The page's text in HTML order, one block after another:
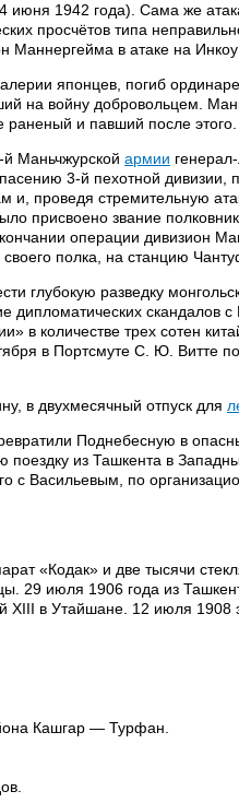
1942 года). Сама же
просчётов типа
Маннергейма в атаке на
японцев, погиб
на войну добровольцем.
и павший после этого.
Маньчжурской армии
3-й пехотной дивизии,
проведя стремительную
присвоено звание
операции дивизион
полка, на станцию
глубокую разведку
дипломатических скандалов с
в количестве трех сотен
в Портсмуте С. Ю. Витте
в двухмесячный отпуск для
Поднебесную в
поездку из Ташкента в
с Васильевым, по
«Кодак» и две тысячи
29 июля 1906 года из
XIII в Утайшане. 12 июля 1908
Кашгар — Турфан.